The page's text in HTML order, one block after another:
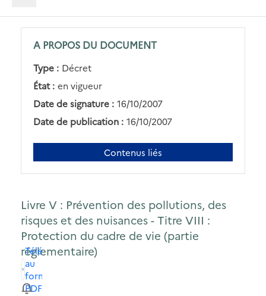
A PROPOS DU DOCUMENT
Type : Décret
État : en vigueur
Date de signature : 16/10/2007
Date de publication : 16/10/2007
Contenus liés
Livre V : Prévention des pollutions, des
risques et des nuisances - Titre VIII :
Protection du cadre de vie (partie
réglementaire)
Télécharger
au
format
PDF